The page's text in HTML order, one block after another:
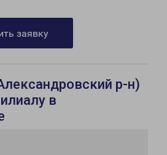
заявку
р-н)
в